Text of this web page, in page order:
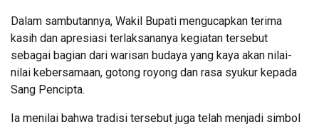
Dalam sambutannya, Wakil Bupati mengucapkan terima
kasih dan apresiasi terlaksananya kegiatan tersebut
sebagai bagian dari warisan budaya yang kaya akan nilai-
nilai kebersamaan, gotong royong dan rasa syukur kepada
Sang Pencipta.
Ia menilai bahwa tradisi tersebut juga telah menjadi simbol